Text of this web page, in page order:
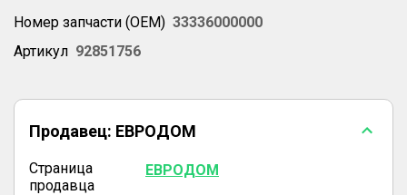
Номер запчасти (OEM) 33336000000
Артикул 92851756
Продавец: ЕВРОДОМ
Страница
продавца
ЕВРОДОМ